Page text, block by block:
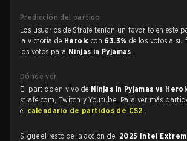
Predicción del partido
Los usuarios de Strafe tenían un favorito en este
la victoria de Heroic con 63.3% de los votos a
los votos para Ninjas in Pyjamas .
Dónde ver
El partido en vivo de Ninjas in Pyjamas vs
strafe.com, Twitch y Youtube. Para ver más
el calendario de partidos de CS2 .
Sigue el resto de la acción del 2025 Intel